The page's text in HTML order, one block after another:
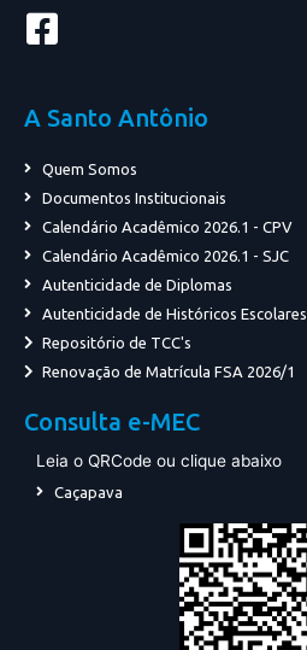
A Santo Antônio
Quem Somos
Documentos Institucionais
Calendário Acadêmico 2026.1 - CPV
Calendário Acadêmico 2026.1 - SJC
Autenticidade de Diplomas
Autenticidade de Históricos Escolares
Repositório de TCC's
Renovação de Matrícula FSA 2026/1
Consulta e-MEC
Leia o QRCode ou clique abaixo
Caçapava